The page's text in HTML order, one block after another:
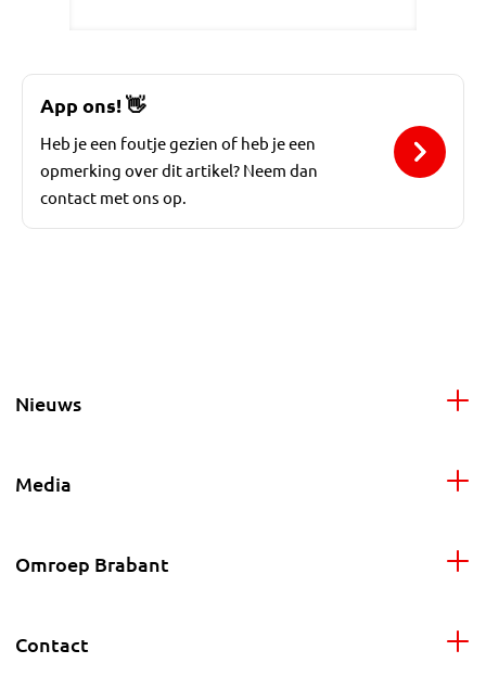
App ons!👋
Heb je een foutje gezien of heb je een
opmerking over dit artikel? Neem dan
contact met ons op.
Nieuws
Media
Omroep Brabant
Contact